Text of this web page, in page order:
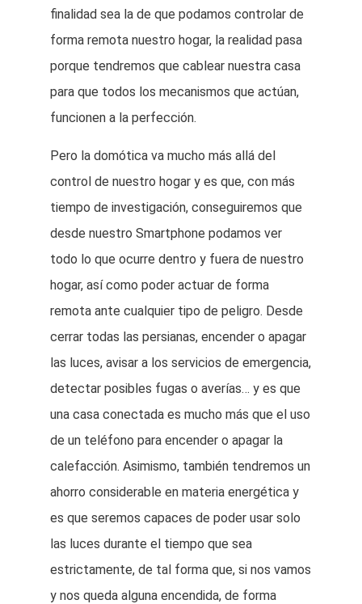
finalidad sea la de que podamos controlar de
forma remota nuestro hogar, la realidad pasa
porque tendremos que cablear nuestra casa
para que todos los mecanismos que actúan,
funcionen a la perfección.
Pero la domótica va mucho más allá del
control de nuestro hogar y es que, con más
tiempo de investigación, conseguiremos que
desde nuestro Smartphone podamos ver
todo lo que ocurre dentro y fuera de nuestro
hogar, así como poder actuar de forma
remota ante cualquier tipo de peligro. Desde
cerrar todas las persianas, encender o apagar
las luces, avisar a los servicios de emergencia,
detectar posibles fugas o averías… y es que
una casa conectada es mucho más que el uso
de un teléfono para encender o apagar la
calefacción. Asimismo, también tendremos un
ahorro considerable en materia energética y
es que seremos capaces de poder usar solo
las luces durante el tiempo que sea
estrictamente, de tal forma que, si nos vamos
y nos queda alguna encendida, de forma